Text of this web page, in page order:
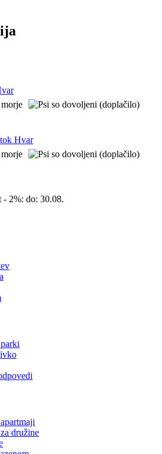
Hvar
- 2%: do: 30.08.
družine